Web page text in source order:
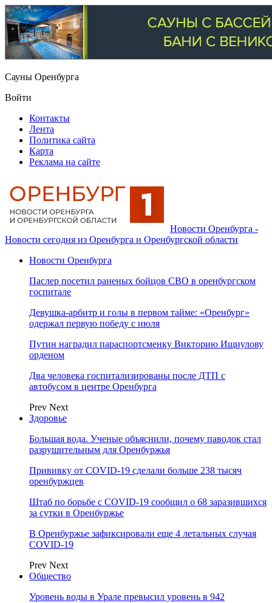
Сауны Оренбурга
Войти
Контакты
Лента
Политика сайта
Карта
Реклама на сайте
Новости Оренбурга -
Новости сегодня из Оренбурга и Оренбургской области
Новости Оренбурга
Паслер посетил раненых бойцов СВО в оренбургском
госпитале
Девушка-арбитр и голы в первом тайме: «Оренбург»
одержал первую победу с июля
Путин наградил параспортсменку Викторию Ищиулову
орденом
Два человека госпитализированы после ДТП с
автобусом в центре Оренбурга
Prev Next
Здоровье
Большая вода. Ученые объяснили, почему паводок стал
разрушительным для Оренбуржья
Прививку от COVID-19 сделали больше 238 тысяч
оренбуржцев
Штаб по борьбе с СOVID-19 сообщил о 68 заразившихся
за сутки в Оренбуржье
В Оренбуржье зафиксировали еще 4 летальных случая
COVID-19
Prev Next
Общество
Уровень воды в Урале превысил уровень в 942